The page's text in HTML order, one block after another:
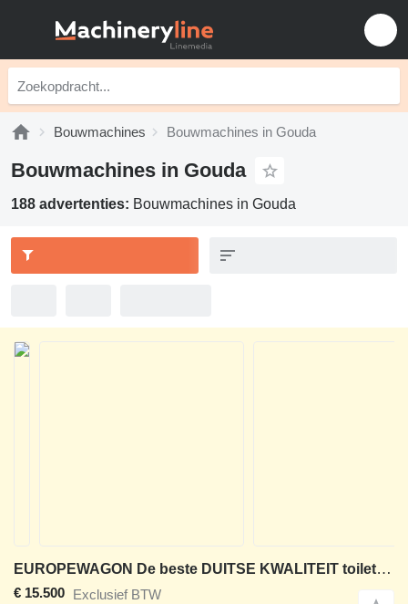
Bouwmachines Bouwmachines in Gouda
Bouwmachines in Gouda
188 advertenties: Bouwmachines in Gouda
EUROPEWAGON De beste DUITSE KWALITEIT toiletwagen type 1-1-1 GLO
€ 15.500 Exclusief BTW